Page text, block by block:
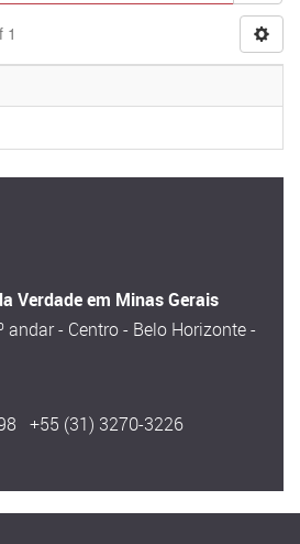
1
Verdade em Minas Gerais
andar - Centro - Belo Horizonte -
+55 (31) 3270-3226